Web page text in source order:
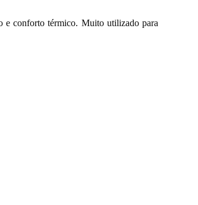
e conforto térmico. Muito utilizado para